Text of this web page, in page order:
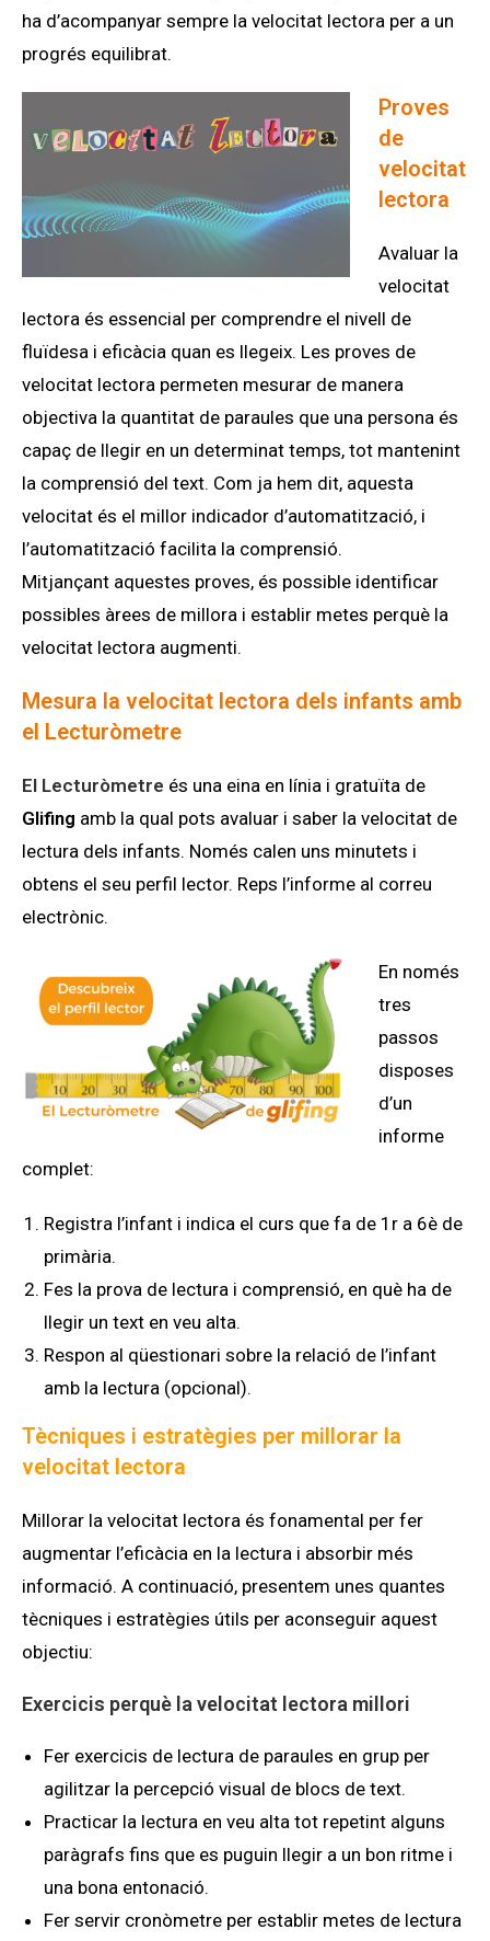
ha d’acompanyar sempre la velocitat lectora per a un
progrés equilibrat.
Proves
de
velocitat
lectora
Avaluar la
velocitat
lectora és essencial per comprendre el nivell de
fluïdesa i eficàcia quan es llegeix. Les proves de
velocitat lectora permeten mesurar de manera
objectiva la quantitat de paraules que una persona és
capaç de llegir en un determinat temps, tot mantenint
la comprensió del text. Com ja hem dit, aquesta
velocitat és el millor indicador d’automatització, i
l’automatització facilita la comprensió.
Mitjançant aquestes proves, és possible identificar
possibles àrees de millora i establir metes perquè la
velocitat lectora augmenti.
Mesura la velocitat lectora dels infants amb
el Lecturòmetre
El Lecturòmetre és una eina en línia i gratuïta de
Glifing amb la qual pots avaluar i saber la velocitat de
lectura dels infants. Només calen uns minutets i
obtens el seu perfil lector. Reps l’informe al correu
electrònic.
En només
tres
passos
disposes
d’un
informe
complet:
Registra l’infant i indica el curs que fa de 1r a 6è de
primària.
Fes la prova de lectura i comprensió, en què ha de
llegir un text en veu alta.
Respon al qüestionari sobre la relació de l’infant
amb la lectura (opcional).
Tècniques i estratègies per millorar la
velocitat lectora
Millorar la velocitat lectora és fonamental per fer
augmentar l’eficàcia en la lectura i absorbir més
informació. A continuació, presentem unes quantes
tècniques i estratègies útils per aconseguir aquest
objectiu:
Exercicis perquè la velocitat lectora millori
Fer exercicis de lectura de paraules en grup per
agilitzar la percepció visual de blocs de text.
Practicar la lectura en veu alta tot repetint alguns
paràgrafs fins que es puguin llegir a un bon ritme i
una bona entonació.
Fer servir cronòmetre per establir metes de lectura